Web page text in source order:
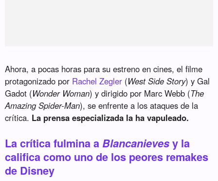
Ahora, a pocas horas para su estreno en cines, el filme
protagonizado por Rachel Zegler (West Side Story) y Gal
Gadot (Wonder Woman) y dirigido por Marc Webb (The
Amazing Spider-Man), se enfrente a los ataques de la
crítica. La prensa especializada la ha vapuleado.
La crítica fulmina a Blancanievesy la
califica como uno de los peores remakes
de Disney